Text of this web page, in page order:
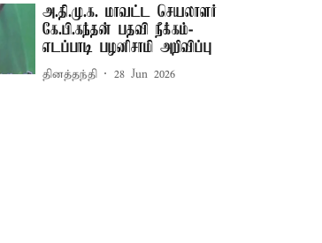
அ.தி.மு.க. மாவட்ட செயலாளர்
கே.பி.கந்தன் பதவி நீக்கம்-
எடப்பாடி பழனிசாமி அறிவிப்பு
தினத்தந்தி 28 Jun 2026